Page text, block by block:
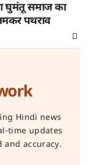
घुमंतू समाज का
पथराव
Hindi news
time updates
accuracy.